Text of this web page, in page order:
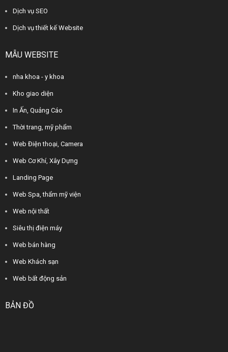
Dịch vụ SEO
Dịch vụ thiết kế Website
MẪU WEBSITE
nha khoa - y khoa
Kho giao diện
In Ấn, Quảng Cáo
Thời trang, mỹ phẩm
Web Điện thoại, Camera
Web Cơ Khí, Xây Dựng
Landing Page
Web Spa, thẩm mỹ viện
Web nội thất
Siêu thị điện máy
Web bán hàng
Web Khách sạn
Web bất động sản
BẢN ĐỒ